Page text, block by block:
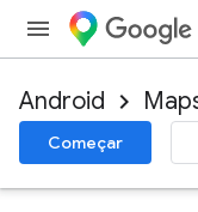
Android
Começar